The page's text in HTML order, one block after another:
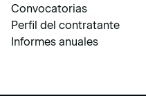
Convocatorias
Perfil del contratante
Informes anuales